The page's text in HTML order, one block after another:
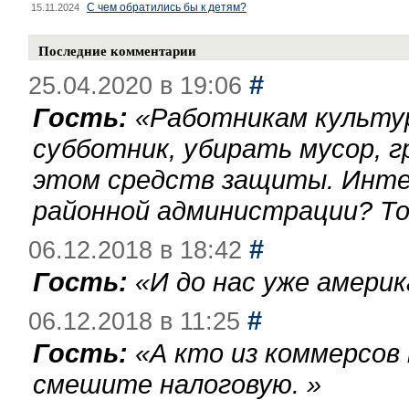
15.11.2024 С чем обратились бы к детям?
Последние комментарии
25.04.2020 в 19:06 #
Гость: «Работникам
субботник, убирать мусор,
этом средств защиты.
районной администрации?
06.12.2018 в 18:42 #
Гость: «И до нас уже
06.12.2018 в 11:25 #
Гость: «А кто из
смешите налоговую. »